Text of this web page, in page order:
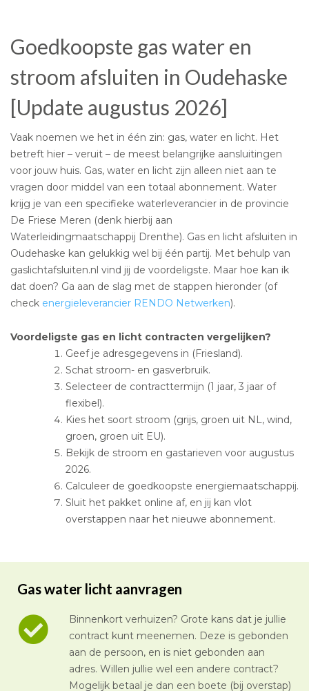
Goedkoopste gas water en
stroom afsluiten in Oudehaske
[Update augustus 2026]
Vaak noemen we het in één zin: gas, water en licht. Het
betreft hier – veruit – de meest belangrijke aansluitingen
voor jouw huis. Gas, water en licht zijn alleen niet aan te
vragen door middel van een totaal abonnement. Water
krijg je van een specifieke waterleverancier in de provincie
De Friese Meren (denk hierbij aan
Waterleidingmaatschappij Drenthe). Gas en licht afsluiten in
Oudehaske kan gelukkig wel bij één partij. Met behulp van
gaslichtafsluiten.nl vind jij de voordeligste. Maar hoe kan ik
dat doen? Ga aan de slag met de stappen hieronder (of
check energieleverancier RENDO Netwerken).
Voordeligste gas en licht contracten vergelijken?
Geef je adresgegevens in (Friesland).
Schat stroom- en gasverbruik.
Selecteer de contracttermijn (1 jaar, 3 jaar of
flexibel).
Kies het soort stroom (grijs, groen uit NL, wind,
groen, groen uit EU).
Bekijk de stroom en gastarieven voor augustus
2026.
Calculeer de goedkoopste energiemaatschappij.
Sluit het pakket online af, en jij kan vlot
overstappen naar het nieuwe abonnement.
Gas water licht aanvragen
Binnenkort verhuizen? Grote kans dat je jullie
contract kunt meenemen. Deze is gebonden
aan de persoon, en is niet gebonden aan
adres. Willen jullie wel een andere contract?
Mogelijk betaal je dan een boete (bij overstap)